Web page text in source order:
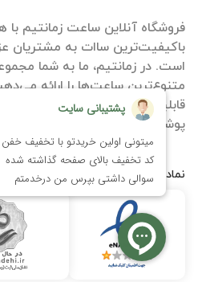
فروشگاه آنلاین ساعت زمانتیم با
باکیفیت‌ترین ساات‌ به مشتریان
است. در زمانتیم، ما به شما
متنوع‌ترین ساعت‌ها را ارائه
قابلیت‌های منحصر به فرد، تمامی
پوشش می‌دهند.
نمادها